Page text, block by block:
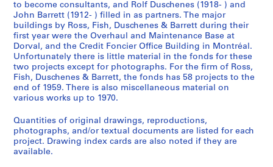
to become consultants, and Rolf Duschenes (1918- ) and
John Barrett (1912- ) filled in as partners. The major
buildings by Ross, Fish, Duschenes & Barrett during their
first year were the Overhaul and Maintenance Base at
Dorval, and the Credit Foncier Office Building in Montréal.
Unfortunately there is little material in the fonds for these
two projects except for photographs. For the firm of Ross,
Fish, Duschenes & Barrett, the fonds has 58 projects to the
end of 1959. There is also miscellaneous material on
various works up to 1970.
Quantities of original drawings, reproductions,
photographs, and/or textual documents are listed for each
project. Drawing index cards are also noted if they are
available.